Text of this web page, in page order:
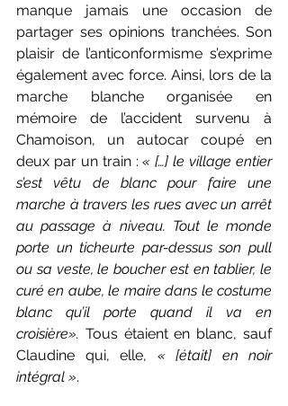
manque jamais une occasion de
partager ses opinions tranchées. Son
plaisir de l’anticonformisme s’exprime
également avec force. Ainsi, lors de la
marche blanche organisée en
mémoire de l’accident survenu à
Chamoison, un autocar coupé en
deux par un train : « […] le village entier
s’est vêtu de blanc pour faire une
marche à travers les rues avec un arrêt
au passage à niveau. Tout le monde
porte un ticheurte par-dessus son pull
ou sa veste, le boucher est en tablier, le
curé en aube, le maire dans le costume
blanc qu’il porte quand il va en
croisière». Tous étaient en blanc, sauf
Claudine qui, elle, « [était] en noir
intégral ».